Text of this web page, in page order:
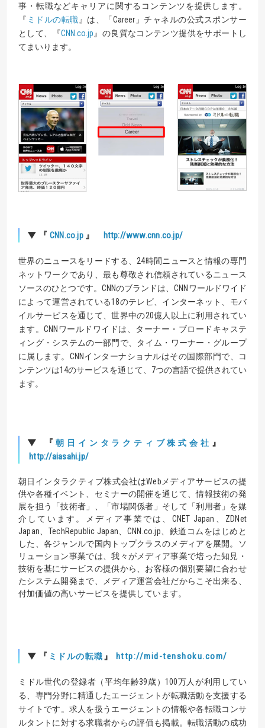
事・転職などキャリアに関するコンテンツを提供します。
『 ミドルの転職 』は、「Career」チャネルの公式スポンサー
として、『CNN.co.jp 』の良質なコンテンツ提供をサポートし
てまいります。
▼ 『 CNN.co.jp』 http://www.cnn.co.jp/
世界のニュースをリードする、24時間ニュースと情報の専門
ネットワークであり、最も尊敬され信頼されているニュース
ソースのひとつです。CNNのブランドは、CNNワールドワイド
によって運営されている18のテレビ、インターネット、モバ
イルサービスを通じて、世界中の20億人以上に利用されてい
ます。CNNワールドワイドは、ターナー・ブロードキャステ
ィング・システムの一部門で、タイム・ワーナー・グループ
に属します。CNNインターナショナルはその国際部門で、コ
ンテンツは14のサービスを通じて、7つの言語で提供されてい
ます。
▼ 『朝日インタラクティブ株式会社 』
http://aiasahi.jp/
朝日インタラクティブ株式会社はWebメディアサービスの提
供や各種イベント、セミナーの開催を通じて、情報技術の発
展を担う「技術者」、「市場関係者」そして「利用者」を媒
介しています。メディア事業では、CNET Japan、ZDNet
Japan、TechRepublic Japan、CNN.co.jp、鉄道コムをはじめと
した、各ジャンルで国内トップクラスのメディアを展開。ソ
リューション事業では、我々がメディア事業で培った知見・
技術を基にサービスの提供から、お客様の個別要望に合わせ
たシステム開発まで、メディア運営会社だからこそ出来る、
付加価値の高いサービスを提供しています。
▼ 『 ミドルの転職』 http://mid-tenshoku.com/
ミドル世代の登録者（平均年齢39歳）100万人が利用してい
る、専門分野に精通したエージェントが転職活動を支援する
サイトです。求人を扱うエージェントの情報や各転職コンサ
ルタントに対する求職者からの評価も掲載。転職活動の成功